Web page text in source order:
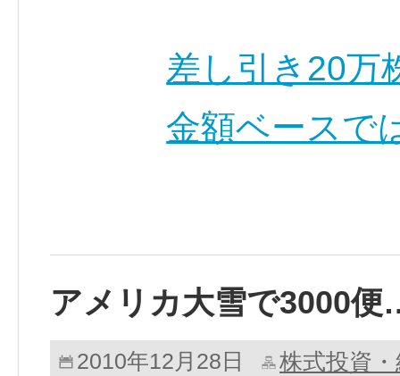
差し引き20万
金額ベース
アメリカ大雪で3000
2010年12月28日 株式投資